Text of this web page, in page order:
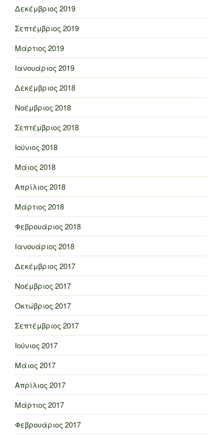
Δεκέμβριος 2019
Σεπτέμβριος 2019
Μάρτιος 2019
Ιανουάριος 2019
Δεκέμβριος 2018
Νοέμβριος 2018
Σεπτέμβριος 2018
Ιούνιος 2018
Μάιος 2018
Απρίλιος 2018
Μάρτιος 2018
Φεβρουάριος 2018
Ιανουάριος 2018
Δεκέμβριος 2017
Νοέμβριος 2017
Οκτώβριος 2017
Σεπτέμβριος 2017
Ιούνιος 2017
Μάιος 2017
Απρίλιος 2017
Μάρτιος 2017
Φεβρουάριος 2017